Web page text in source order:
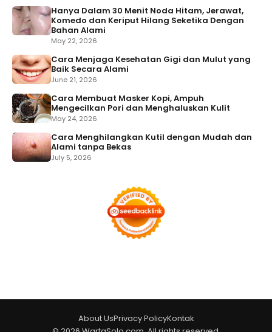
Hanya Dalam 30 Menit Noda Hitam, Jerawat,
Komedo dan Keriput Hilang Seketika Dengan
Bahan Alami
May 22, 2026
Cara Menjaga Kesehatan Gigi dan Mulut yang
Baik Secara Alami
June 21, 2026
Cara Membuat Masker Kopi, Ampuh
Mengecilkan Pori dan Menghaluskan Kulit
May 24, 2026
Cara Menghilangkan Kutil dengan Mudah dan
Alami tanpa Bekas
July 5, 2026
About UsPrivacy PolicyKontak